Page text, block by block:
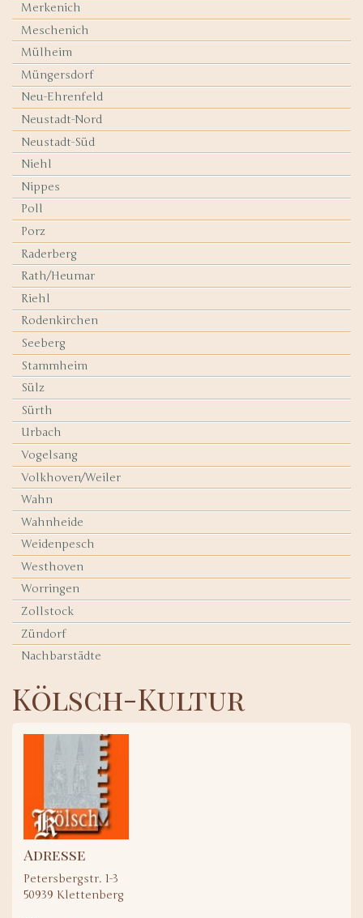
Merkenich
Meschenich
Mülheim
Müngersdorf
Neu-Ehrenfeld
Neustadt-Nord
Neustadt-Süd
Niehl
Nippes
Poll
Porz
Raderberg
Rath/Heumar
Riehl
Rodenkirchen
Seeberg
Stammheim
Sülz
Sürth
Urbach
Vogelsang
Volkhoven/Weiler
Wahn
Wahnheide
Weidenpesch
Westhoven
Worringen
Zollstock
Zündorf
Nachbarstädte
Kölsch-Kultur
Adresse
Petersbergstr. 1-3
50939 Klettenberg